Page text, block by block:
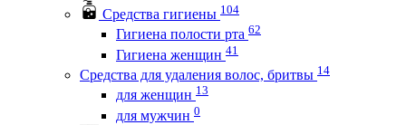
Средства гигиены 104
Гигиена полости рта 62
Гигиена женщин 41
Средства для удаления волос, бритвы 14
для женщин 13
для мужчин 0